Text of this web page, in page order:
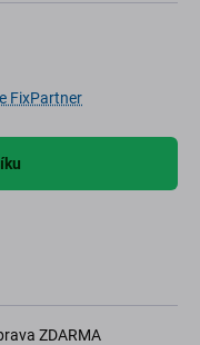
FixPartner
ZDARMA